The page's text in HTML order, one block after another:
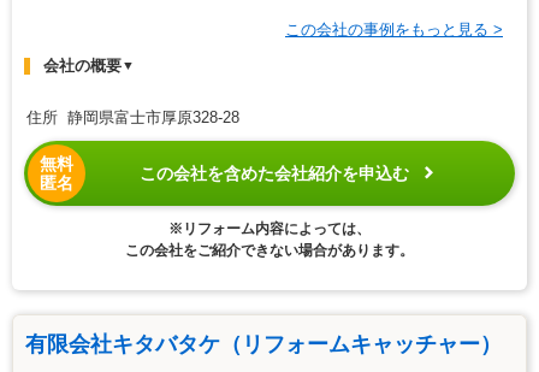
この会社の事例をもっと見る >
会社の概要▼
住所 静岡県富士市厚原328-28
無料
匿名
この会社を含めた会社紹介を申込む
※リフォーム内容によっては、
この会社をご紹介できない場合があります。
有限会社キタバタケ（リフォームキャッチャー）